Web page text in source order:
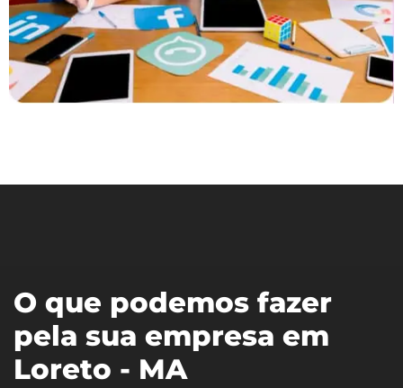
O que podemos fazer
pela sua empresa em
Loreto - MA